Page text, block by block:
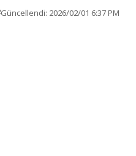
Güncellendi: 2026/02/01 6:37 PM